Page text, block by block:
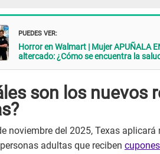
PUEDES VER:
Horror en Walmart | Mujer APUÑALA
altercado: ¿Cómo se encuentra la
son los nuevos
noviembre del 2025, Texas
adultas que reciben